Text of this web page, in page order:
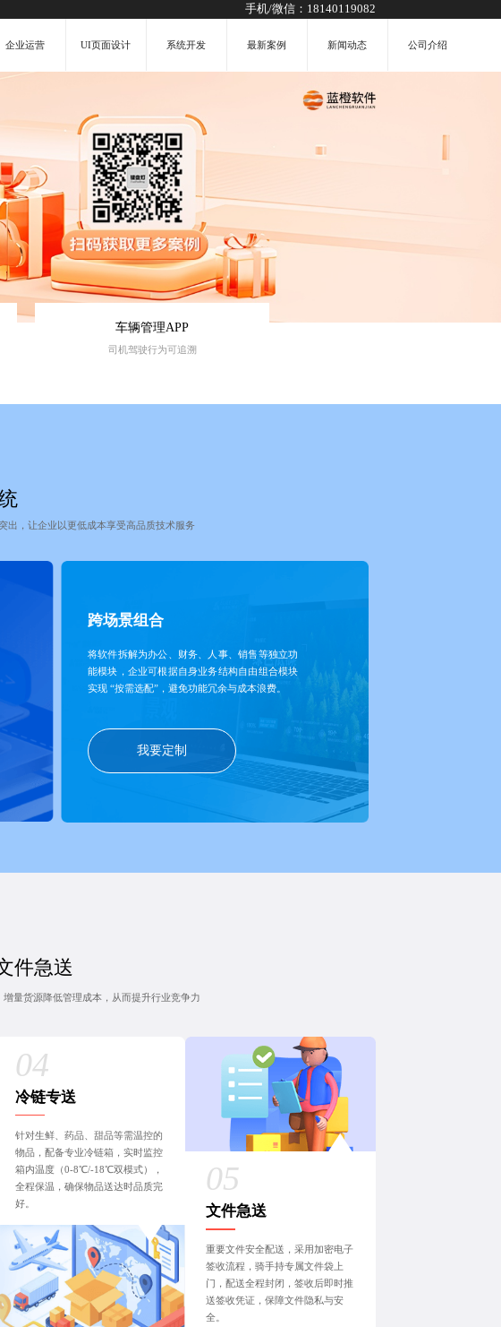
手机/微信： 18140119082
企业运营 UI页面设计 系统开发 最新案例 新闻动态 公司介绍
车辆管理APP
司机驾驶行为可追溯
出，让企业以更低成本享受高品质技术服务
跨场景组合
将软件拆解为办公、财务、人事、销售等独立功
能模块，企业可根据自身业务结构自由组合模块
实现 “按需选配”，避免功能冗余与成本浪费。
我要定制
件急送
量货源降低管理成本，从而提升行业竞争力
冷链专送
针对生鲜、药品、甜品等需温控的
物品，配备专业冷链箱，实时监控
箱内温度（0-8℃/-18℃双模式），
全程保温，确保物品送达时品质完
好。
文件急送
重要文件安全配送，采用加密电子
签收流程，骑手持专属文件袋上
门，配送全程封闭，签收后即时推
送签收凭证，保障文件隐私与安
全。